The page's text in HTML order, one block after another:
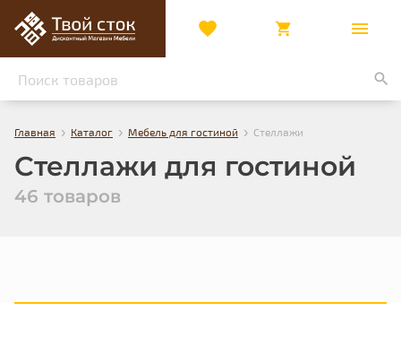
Главная › Каталог › Мебель для гостиной › Стеллажи
Стеллажи для гостиной
46 товаров